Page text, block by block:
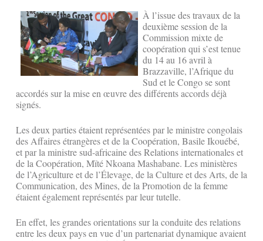
À l’issue des travaux de la
deuxième session de la
Commission mixte de
coopération qui s’est tenue
du 14 au 16 avril à
Brazzaville, l’Afrique du
Sud et le Congo se sont
accordés sur la mise en œuvre des différents accords déjà
signés.
Les deux parties étaient représentées par le ministre congolais
des Affaires étrangères et de la Coopération, Basile Ikouébé,
et par la ministre sud-africaine des Relations internationales et
de la Coopération, Mïté Nkoana Mashabane. Les ministères
de l’Agriculture et de l’Élevage, de la Culture et des Arts, de la
Communication, des Mines, de la Promotion de la femme
étaient également représentés par leur tutelle.
En effet, les grandes orientations sur la conduite des relations
entre les deux pays en vue d’un partenariat dynamique avaient